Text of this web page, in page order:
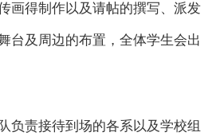
画得制作以及请帖的撰写、派发
台及周边的布置，全体学生会出
负责接待到场的各系以及学校组